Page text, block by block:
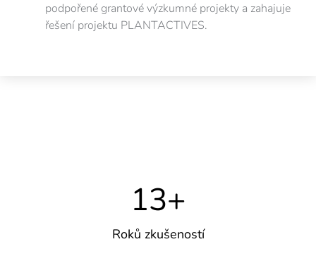
podpořené grantové výzkumné projekty a zahajuje
řešení projektu PLANTACTIVES.
Roků zkušeností
13+